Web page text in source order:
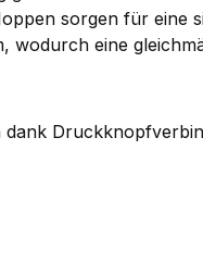
sorgen für eine
eine